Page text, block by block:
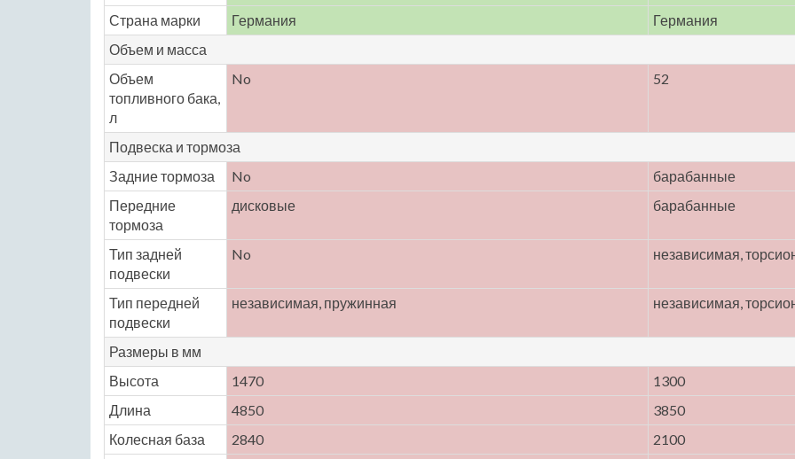
Страна марки
Германия
Германия
Объем и масса
Объем
топливного бака,
л
No 52
Подвеска и тормоза
Задние тормоза
No
барабанные
Передние
тормоза
дисковые барабанные
Тип задней
подвески
No независимая,
Тип передней
подвески
независимая, пружинная независимая,
Размеры в мм
Высота
1470
1300
Длина
4850
3850
Колесная база
2840
2100